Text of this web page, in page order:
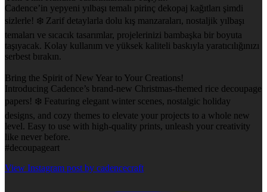
Cadence’in yepyeni yılbaşı temalı pirinç dekopaj kağıtları şimdi
sizlerle! ❄️ Zarif detaylarla dolu kış manzaraları, nostaljik yılbaşı
temaları ve sıcacık tasarımlar, projelerinizi bambaşka bir boyuta
taşıyacak. Kolay kullanım ve yüksek kaliteli baskıyla yaratıcılığınızı
serbest bırakın.
Bring the Spirit of New Year to Your Creations!
Introducing Cadence’s brand-new Christmas-themed rice decoupage
papers! ❄️ Featuring elegant winter scenes, nostalgic holiday
designs, and cozy themes to elevate your projects to a whole new
level. Easy to use with high-quality prints, unleash your creativity
like never before.
#decoupageart
View Instagram post by cadencecraft